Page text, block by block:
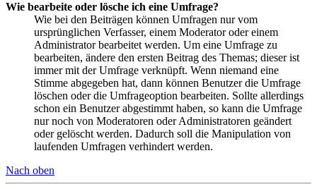
Wie bearbeite oder lösche ich eine Umfrage?
Wie bei den Beiträgen können Umfragen nur vom
ursprünglichen Verfasser, einem Moderator oder einem
Administrator bearbeitet werden. Um eine Umfrage zu
bearbeiten, ändere den ersten Beitrag des Themas; dieser ist
immer mit der Umfrage verknüpft. Wenn niemand eine
Stimme abgegeben hat, dann können Benutzer die Umfrage
löschen oder die Umfrageoption bearbeiten. Sollte allerdings
schon ein Benutzer abgestimmt haben, so kann die Umfrage
nur noch von Moderatoren oder Administratoren geändert
oder gelöscht werden. Dadurch soll die Manipulation von
laufenden Umfragen verhindert werden.
Nach oben